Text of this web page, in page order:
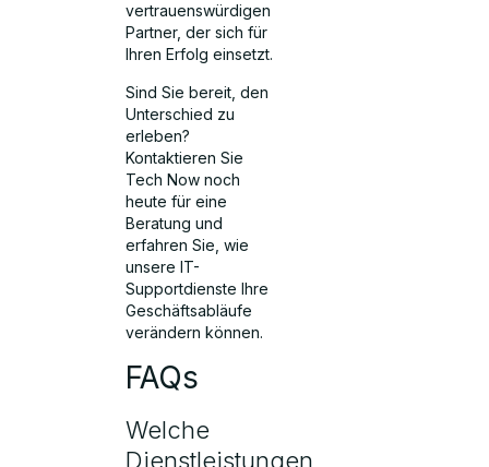
vertrauenswürdigen
Partner, der sich für
Ihren Erfolg einsetzt.
Sind Sie bereit, den
Unterschied zu
erleben?
Kontaktieren Sie
Tech Now noch
heute für eine
Beratung und
erfahren Sie, wie
unsere IT-
Supportdienste Ihre
Geschäftsabläufe
verändern können.
FAQs
Welche
Dienstleistungen